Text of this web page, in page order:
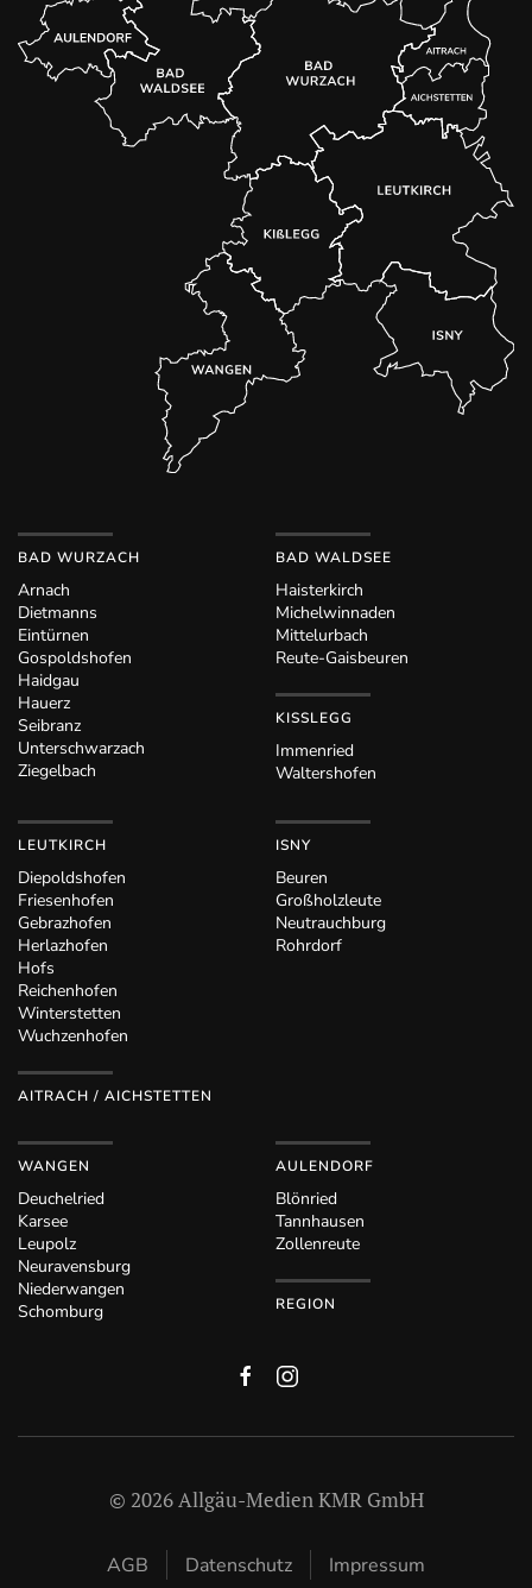
BAD WURZACH
Arnach
Dietmanns
Eintürnen
Gospoldshofen
Haidgau
Hauerz
Seibranz
Unterschwarzach
Ziegelbach
BAD WALDSEE
Haisterkirch
Michelwinnaden
Mittelurbach
Reute-Gaisbeuren
KISSLEGG
Immenried
Waltershofen
LEUTKIRCH
Diepoldshofen
Friesenhofen
Gebrazhofen
Herlazhofen
Hofs
Reichenhofen
Winterstetten
Wuchzenhofen
AITRACH / AICHSTETTEN
ISNY
Beuren
Großholzleute
Neutrauchburg
Rohrdorf
WANGEN
Deuchelried
Karsee
Leupolz
Neuravensburg
Niederwangen
Schomburg
AULENDORF
Blönried
Tannhausen
Zollenreute
REGION
© 2026Allgäu-Medien KMR GmbH
AGB Datenschutz Impressum